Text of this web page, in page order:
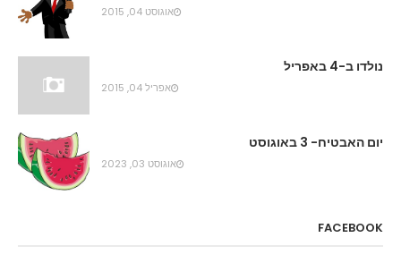
אוגוסט 04, 2015
נולדו ב-4 באפריל
אפריל 04, 2015
יום האבטיח- 3 באוגוסט
אוגוסט 03, 2023
FACEBOOK